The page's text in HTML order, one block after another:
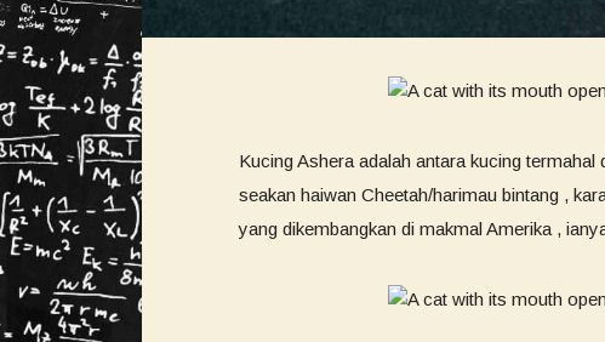
Kucing Ashera adalah antara kucing
seakan haiwan Cheetah/harimau bintang ,
yang dikembangkan di makmal Amerika ,